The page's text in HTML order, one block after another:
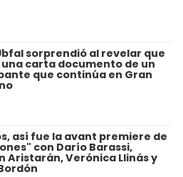
sorprendió al revelar que
carta documento de un
que continúa en Gran
así fue la avant premiere de
con Darío Barassi,
Aristarán, Verónica Llinás y